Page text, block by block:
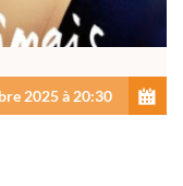
2025 à 20:30